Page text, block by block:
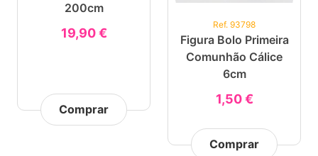
200cm
19,90 €
Comprar
Ref. 93798
Figura Bolo Primeira
Comunhão Cálice
6cm
1,50 €
Comprar